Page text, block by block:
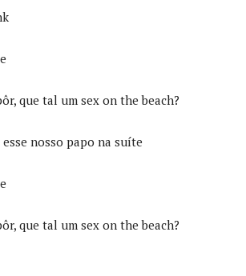
que tal um sex on the beach?
nosso papo na suíte
que tal um sex on the beach?